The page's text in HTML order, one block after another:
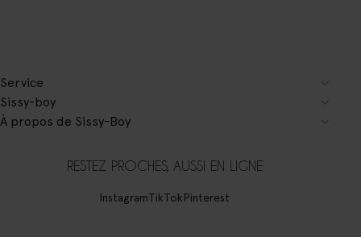
Service
Sissy-boy
À propos de Sissy-Boy
RESTEZ PROCHES, AUSSI EN LIGNE
InstagramTikTokPinterest